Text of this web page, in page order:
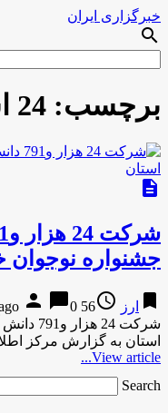
خبرگزاری ایران
search
برچسب: 24 استان
description
جشنواره نوجوان
bookmark ارز access_time
56 years ago
person chat_bubble0
شرکت
استان به گزارش مركز
View article...
Search …